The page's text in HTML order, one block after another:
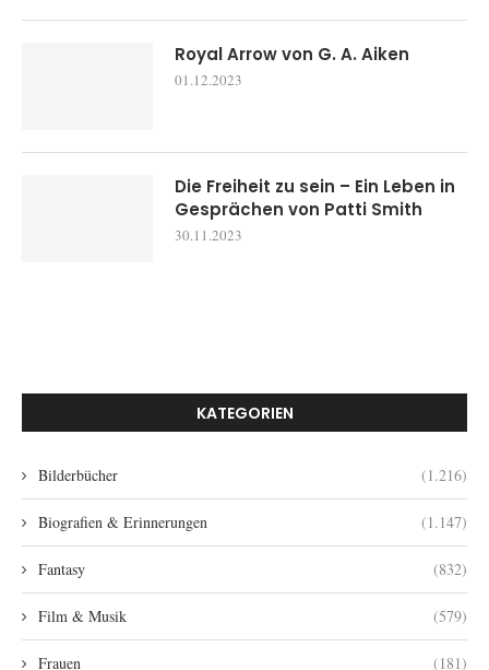
Royal Arrow von G. A. Aiken
01.12.2023
Die Freiheit zu sein – Ein Leben in
Gesprächen von Patti Smith
30.11.2023
KATEGORIEN
Bilderbücher (1.216)
Biografien & Erinnerungen (1.147)
Fantasy (832)
Film & Musik (579)
Frauen (181)